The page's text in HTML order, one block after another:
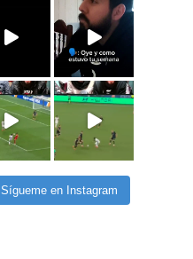
Sígueme en Instagram